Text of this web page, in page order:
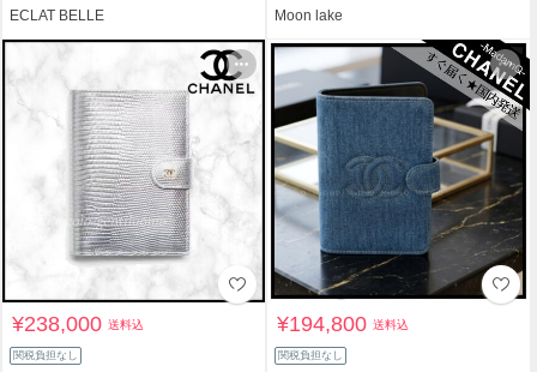
ECLAT BELLE Moon lake
¥238,000送料込
関税負担なし
¥194,800送料込
関税負担なし